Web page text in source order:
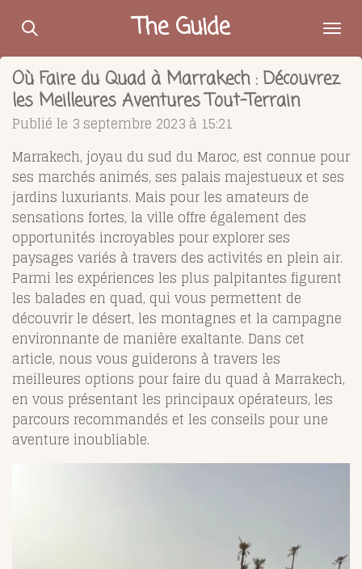
Passer
contenu
principal
The Guide
Où Faire du Quad à Marrakech : Découvrez
les Meilleures Aventures Tout-Terrain
Publié le 3 septembre 2023 à 15:21
Marrakech, joyau du sud du Maroc, est connue pour
ses marchés animés, ses palais majestueux et ses
jardins luxuriants. Mais pour les amateurs de
sensations fortes, la ville offre également des
opportunités incroyables pour explorer ses
paysages variés à travers des activités en plein air.
Parmi les expériences les plus palpitantes figurent
les balades en quad, qui vous permettent de
découvrir le désert, les montagnes et la campagne
environnante de manière exaltante. Dans cet
article, nous vous guiderons à travers les
meilleures options pour faire du quad à Marrakech,
en vous présentant les principaux opérateurs, les
parcours recommandés et les conseils pour une
aventure inoubliable.